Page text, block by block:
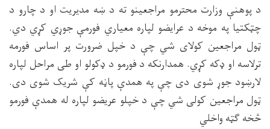
د پوهنې وزارت محترمو مراجعینو ته د ښه مدیریت او د چارو د
چټکتیا په موخه د عرایضو لپاره معیاري فورمې جوړي کړي دي.
ټول مراجعین کولای شي چې د خپل ضرورت پر اساس فورمه
ترلاسه او ډکه کړي. همدارنکه د فورمو د ډکولو او طی مراحل لپاره
لارښود جوړ شوی دی چې په همدې پاڼه کې شریک شوی دی.
ټول مراجعین کولی شي چې د خپلو عریضو لپاره له همدې فورمو
څخه ګټه واخلي